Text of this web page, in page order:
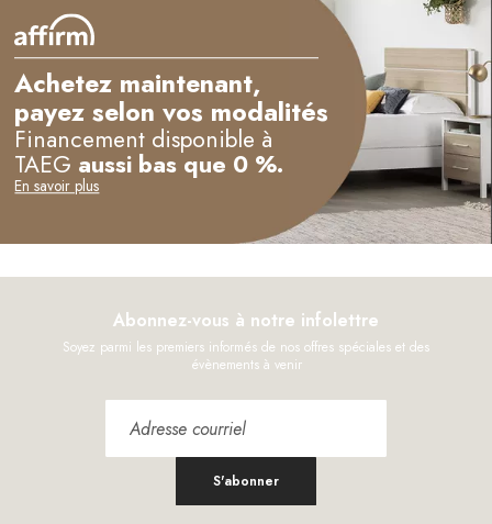
Achetez maintenant,
payez selon vos modalités
Financement disponible à
TAEG aussi bas que 0 %.
En savoir plus
Abonnez-vous à notre infolettre
Soyez parmi les premiers informés de nos offres spéciales et des
évènements à venir
S'abonner